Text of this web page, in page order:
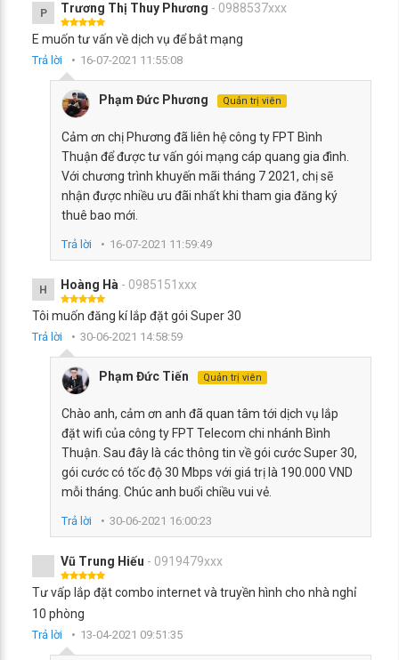
P Trương Thị Thuy Phương - 0988537xxx
E muốn tư vấn về dịch vụ để bắt mạng
Trả lời 16-07-2021 11:55:08
Phạm Đức Phương Quản trị viên
Cảm ơn chị Phương đã liên hệ công ty FPT Bình
Thuận để được tư vấn gói mạng cáp quang gia đình.
Với chương trình khuyến mãi tháng 7 2021, chị sẽ
nhận được nhiều ưu đãi nhất khi tham gia đăng ký
thuê bao mới.
Trả lời 16-07-2021 11:59:49
H Hoàng Hà - 0985151xxx
Tôi muốn đăng kí lắp đặt gói Super 30
Trả lời 30-06-2021 14:58:59
Phạm Đức Tiến Quản trị viên
Chào anh, cảm ơn anh đã quan tâm tới dịch vụ lắp
đặt wifi của công ty FPT Telecom chi nhánh Bình
Thuận. Sau đây là các thông tin về gói cước Super 30,
gói cước có tốc độ 30 Mbps với giá trị là 190.000 VND
mỗi tháng. Chúc anh buổi chiều vui vẻ.
Trả lời 30-06-2021 16:00:23
Vũ Trung Hiếu - 0919479xxx
Tư vấp lắp đặt combo internet và truyền hình cho nhà nghỉ
10 phòng
Trả lời 13-04-2021 09:51:35